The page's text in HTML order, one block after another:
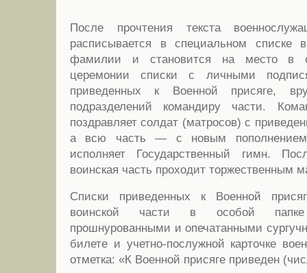
После прочтения текста
расписывается в специальном списке
фамилии и становится на место в
церемонии списки с личными
приведенных к Военной присяге,
подразделений командиру части.
поздравляет солдат (матросов) с
а всю часть — с новым пополнением,
исполняет Государственный гимн.
воинская часть проходит торжественным
Списки приведенных к Военной
воинской части в особой папке
прошнурованными и опечатанными
билете и учетно-послужной карточке
отметка: «К Военной присяге приведен